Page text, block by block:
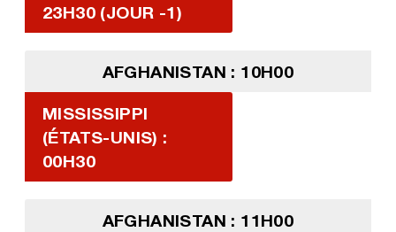
23H30 (JOUR -1)
AFGHANISTAN : 10H00
MISSISSIPPI
(ÉTATS-UNIS) :
00H30
AFGHANISTAN : 11H00